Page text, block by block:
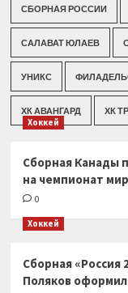
СБОРНАЯ РОССИИ
САЛАВАТ ЮЛАЕВ
УНИКС
ХК АВАНГАРД ХК
Хоккей
Сборная Канады
на чемпионат
0
Хоккей
Сборная «Россия
Поляков